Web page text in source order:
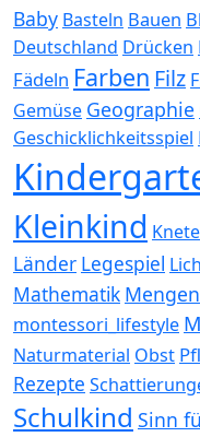
Baby Basteln Bauen
Deutschland Drücken
Fädeln Farben Filz
Gemüse Geographie
Geschicklichkeitsspiel
Kleinkind Knete
Länder Legespiel
Mathematik Mengen
montessori_lifestyle
Naturmaterial Obst
Rezepte
Schulkind Sinn